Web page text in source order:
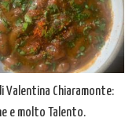
Valentina Chiaramonte:
e molto Talento.